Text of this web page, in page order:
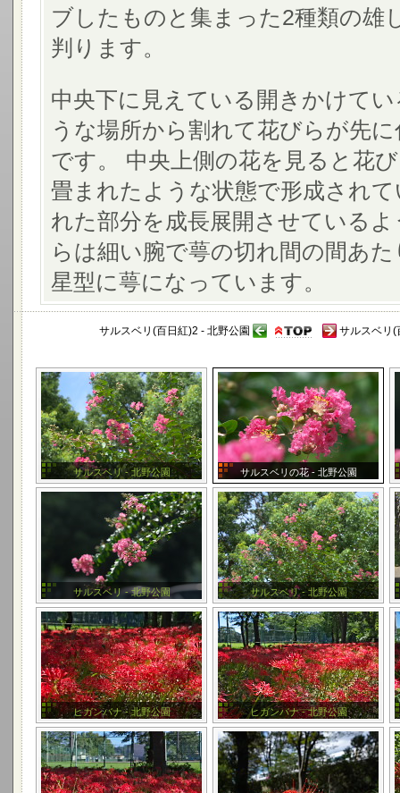
ブしたものと集まった2種類の雄
判ります。
中央下に見えている開きかけて
うな場所から割れて花びらが先
です。 中央上側の花を見ると花
畳まれたような状態で形成され
れた部分を成長展開させている
らは細い腕で萼の切れ間の間あ
星型に萼になっています。
サルスベリ(百日紅)2 - 北野公園 サルスベリ(
サルスベリ - 北野公園 サルスベリの花 - 北野公園
サルスベリ - 北野公園 サルスベリ - 北野公園
ヒガンバナ - 北野公園 ヒガンバナ - 北野公園